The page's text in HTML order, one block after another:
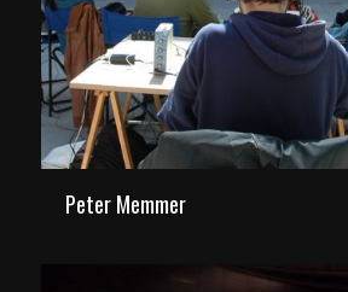
Peter Memmer